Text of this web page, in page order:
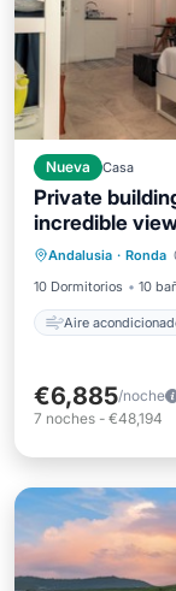
Nueva Casa
Private
incredible
Andalusia · Ronda
10 Dormitorios
10
Aire
Aire
Apto
€6,885/noche
7 noches - €48,194